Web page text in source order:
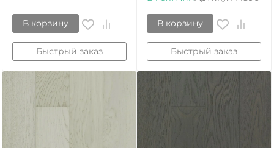
В корзину
Быстрый заказ
В корзину
Быстрый заказ